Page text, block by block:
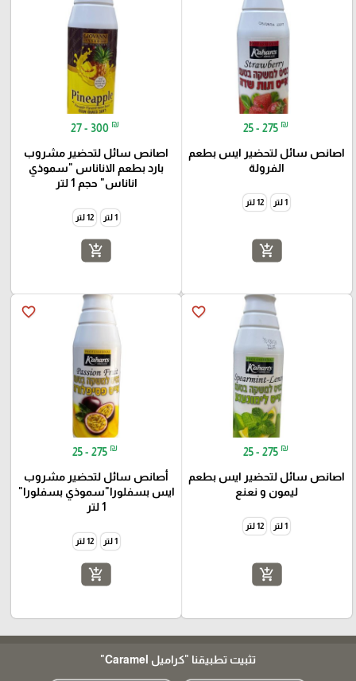
25 - 275 ₪
اصانص سائل لتحضير ايس بطعم
الفرولة
1 لتر 12 لتر
add_shopping_cart
27 - 300 ₪
اصانص سائل لتحضير مشروب
بارد بطعم الاناناس "سموذي
اناناس" حجم 1 لتر
1 لتر 12 لتر
add_shopping_cart
favorite_border
25 - 275 ₪
اصانص سائل لتحضير ايس بطعم
ليمون و نعنع
1 لتر 12 لتر
add_shopping_cart
favorite_border
25 - 275 ₪
أصانص سائل لتحضير مشروب
ايس بسفلورا"سموذي بسفلورا"
1 لتر
1 لتر 12 لتر
add_shopping_cart
تثبيت تطبيقنا "كراميل Caramel"